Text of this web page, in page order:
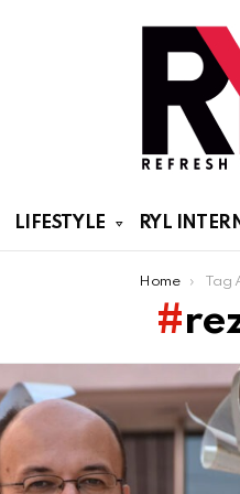
LIFESTYLE RYL
Home Tag